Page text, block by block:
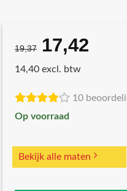
19,37
prijs
€19,37.
17,42
14,40 excl. btw
10
Op voorraad
Bekijk alle maten